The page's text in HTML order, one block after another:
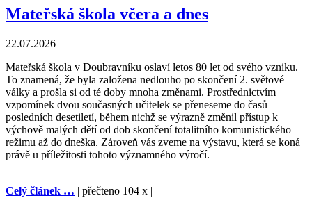
Mateřská škola včera a dnes
22.07.2026
Mateřská škola v Doubravníku oslaví letos 80 let od svého vzniku.
To znamená, že byla založena nedlouho po skončení 2. světové
války a prošla si od té doby mnoha změnami. Prostřednictvím
vzpomínek dvou současných učitelek se přeneseme do časů
posledních desetiletí, během nichž se výrazně změnil přístup k
výchově malých dětí od dob skončení totalitního komunistického
režimu až do dneška. Zároveň vás zveme na výstavu, která se koná
právě u příležitosti tohoto významného výročí.
Celý článek … | přečteno 104 x |